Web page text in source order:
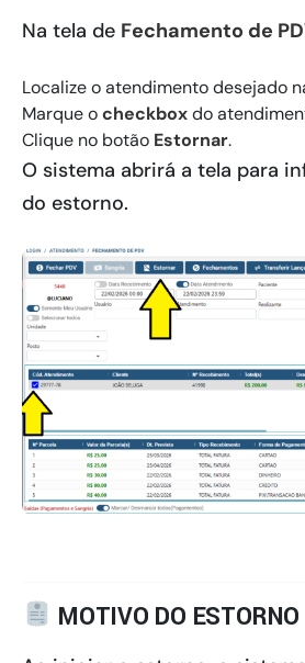
Na tela de Fechamento de
Localize o atendimento desejado
Marque ocheckboxdo
Clique no botão Estornar.
O sistema abrirá a tela para
do estorno.
MOTIVO DO ESTORNO